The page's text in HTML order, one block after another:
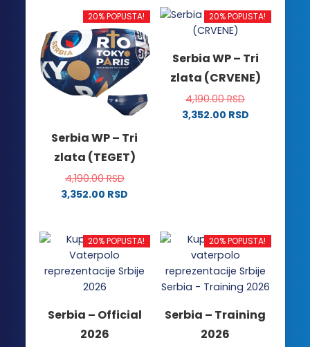
20% POPUSTA!
Serbia WP – Tri
zlata (TEGET)
4,190.00RSD
3,352.00 RSD
ima
više
varijanti.
Opcije
biti
izabrane
20% POPUSTA!
Serbia WP – Tri
zlata (CRVENE)
4,190.00RSD
3,352.00 RSD
biti
izabrane
na
stranici
20% POPUSTA!
Serbia – Official
2026
20% POPUSTA!
Serbia – Training
2026